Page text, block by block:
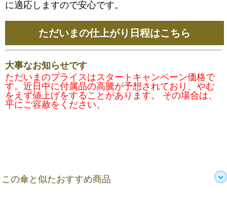
に適応しますので安心です。
ただいまの仕上がり日程はこちら
大事なお知らせです
ただいまのプライスはスタートキャンペーン価格で
す。近日中に付属品の高騰が予想されており、やむ
をえず値上げをすることがあります。 その場合は、
平にご容赦をください。
この傘と似たおすすめ商品